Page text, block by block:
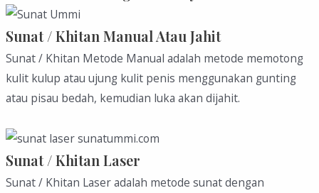
Sunat / Khitan Manual Atau Jahit
Sunat / Khitan Metode Manual adalah metode memotong
kulit kulup atau ujung kulit penis menggunakan gunting
atau pisau bedah, kemudian luka akan dijahit.
Sunat / Khitan Laser
Sunat / Khitan Laser adalah metode sunat dengan